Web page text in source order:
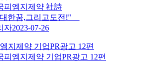
피엠지제약 社詩
한꿈,그리고도전!"
자2023-07-26
피엠지제약 기업PR광고 12편